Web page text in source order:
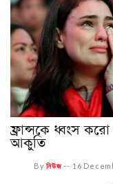
ফ্রান্সকে ধ্বংস
আকুতি
Byনিউজ -- 16